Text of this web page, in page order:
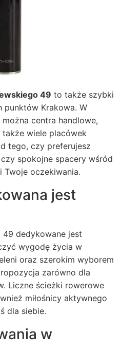
49 to także szybki
punktów Krakowa. W
centra handlowe,
wiele placówek
tego, czy preferujesz
spokojne spacery wśród
Twoje oczekiwania.
jest
49 dedykowane jest
wygodę życia w
oraz szerokim wyborem
zarówno dla
Liczne ścieżki rowerowe
miłośnicy aktywnego
dla siebie.
w